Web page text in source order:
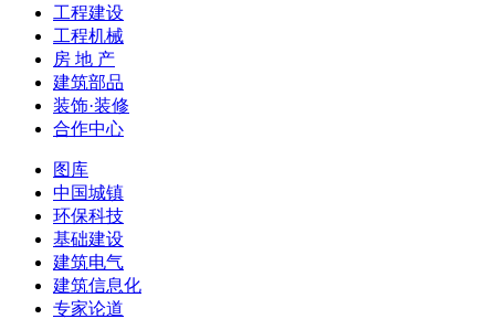
工程建设
工程机械
房 地 产
建筑部品
装饰·装修
合作中心
图库
中国城镇
环保科技
基础建设
建筑电气
建筑信息化
专家论道